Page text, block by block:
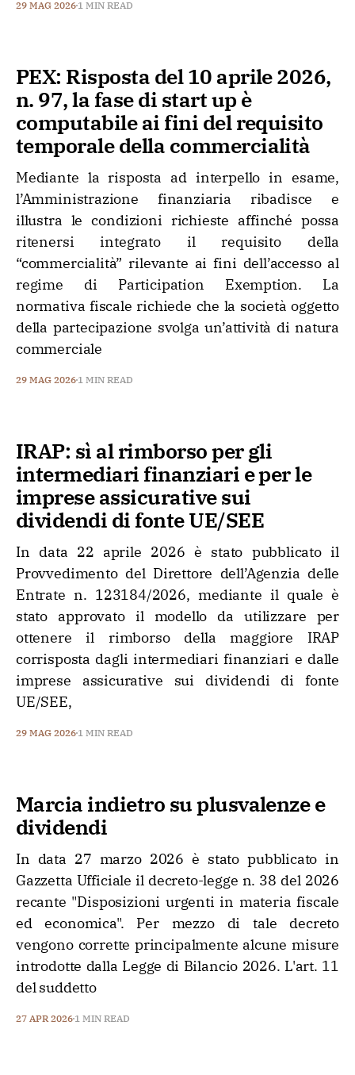
29 MAG 2026 1 MIN READ
PEX: Risposta del 10 aprile 2026,
n. 97, la fase di start up è
computabile ai fini del requisito
temporale della commercialità
Mediante la risposta ad interpello in esame,
l’Amministrazione finanziaria ribadisce e
illustra le condizioni richieste affinché possa
ritenersi integrato il requisito della
“commercialità” rilevante ai fini dell’accesso al
regime di Participation Exemption. La
normativa fiscale richiede che la società oggetto
della partecipazione svolga un’attività di natura
commerciale
29 MAG 2026 1 MIN READ
IRAP: sì al rimborso per gli
intermediari finanziari e per le
imprese assicurative sui
dividendi di fonte UE/SEE
In data 22 aprile 2026 è stato pubblicato il
Provvedimento del Direttore dell’Agenzia delle
Entrate n. 123184/2026, mediante il quale è
stato approvato il modello da utilizzare per
ottenere il rimborso della maggiore IRAP
corrisposta dagli intermediari finanziari e dalle
imprese assicurative sui dividendi di fonte
UE/SEE,
29 MAG 2026 1 MIN READ
Marcia indietro su plusvalenze e
dividendi
In data 27 marzo 2026 è stato pubblicato in
Gazzetta Ufficiale il decreto-legge n. 38 del 2026
recante "Disposizioni urgenti in materia fiscale
ed economica". Per mezzo di tale decreto
vengono corrette principalmente alcune misure
introdotte dalla Legge di Bilancio 2026. L'art. 11
del suddetto
27 APR 2026 1 MIN READ